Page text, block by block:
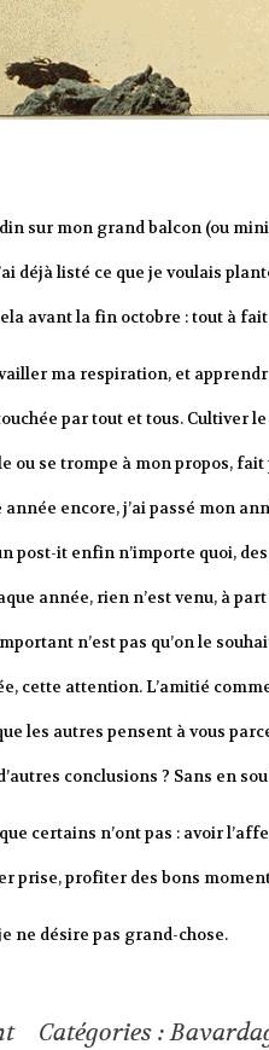
sur mon grand balcon (ou
déjà listé ce que je voulais
avant la fin octobre : tout à
ma respiration, et
par tout et tous. Cultiver
ou se trompe à mon propos,
année encore, j’ai passé mon
post-it enfin n’importe quoi,
année, rien n’est venu, à part
n’est pas qu’on le
cette attention. L’amitié
les autres pensent à vous
conclusions ? Sans en
certains n’ont pas : avoir
prise, profiter des bons
ne désire pas grand-chose.
Catégories :